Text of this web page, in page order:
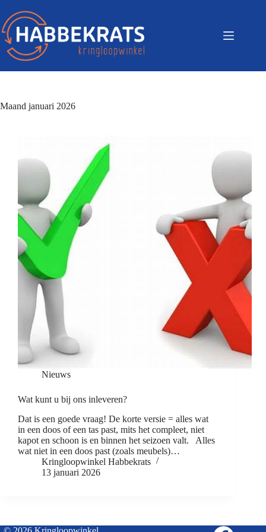
Maand januari 2026
Nieuws
Wat kunt u bij ons inleveren?
Dat is een goede vraag! De korte versie = alles wat
in een doos of een tas past, mits het compleet, niet
kapot en schoon is en binnen het seizoen valt. Alles
wat niet in een doos past (zoals meubels)…
Kringloopwinkel Habbekrats
13 januari 2026